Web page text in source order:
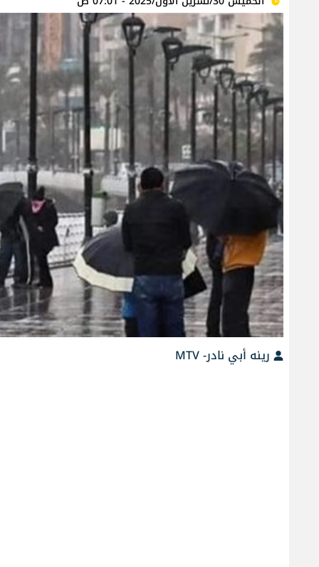
رينه أبي نادر- MTV